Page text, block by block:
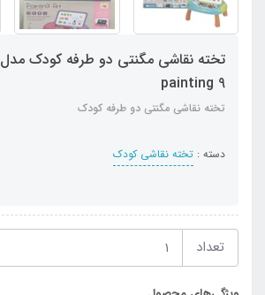
تخته نقاشی مگنتی دو طرفه کودک مدل
painting 9
تخته نقاشی مگنتی دو طرفه کودک
دسته : تخته نقاشی کودک
تعداد